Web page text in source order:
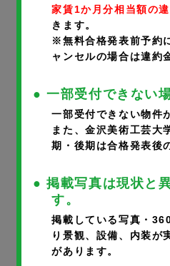
携帯番号 ※
メールアドレス※
※ご入力いただいたメールアドレ
※携帯のアドレスの方は、宛先指
ください。
家賃1か月分相当額の
きます。
※無料合格発表前予約
ャンセルの場合は違約
● 一部受付できない
一部受付できない物件
また、金沢美術工芸大
期・後期は合格発表後
● 掲載写真は現状と
す。
掲載している写真・
り景観、設備、内装が
があります。